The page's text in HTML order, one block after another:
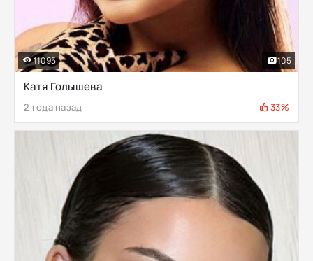
Катя Голышева
2 года назад 33%
11095 105